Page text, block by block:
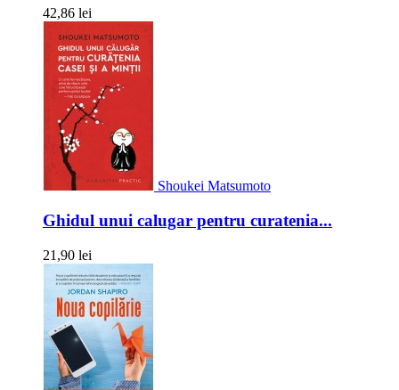
42,86 lei
Shoukei Matsumoto
Ghidul unui calugar pentru curatenia...
21,90 lei